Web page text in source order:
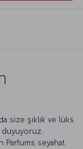
size şıklık ve lüks
duyuyoruz.
Parfums seyahat